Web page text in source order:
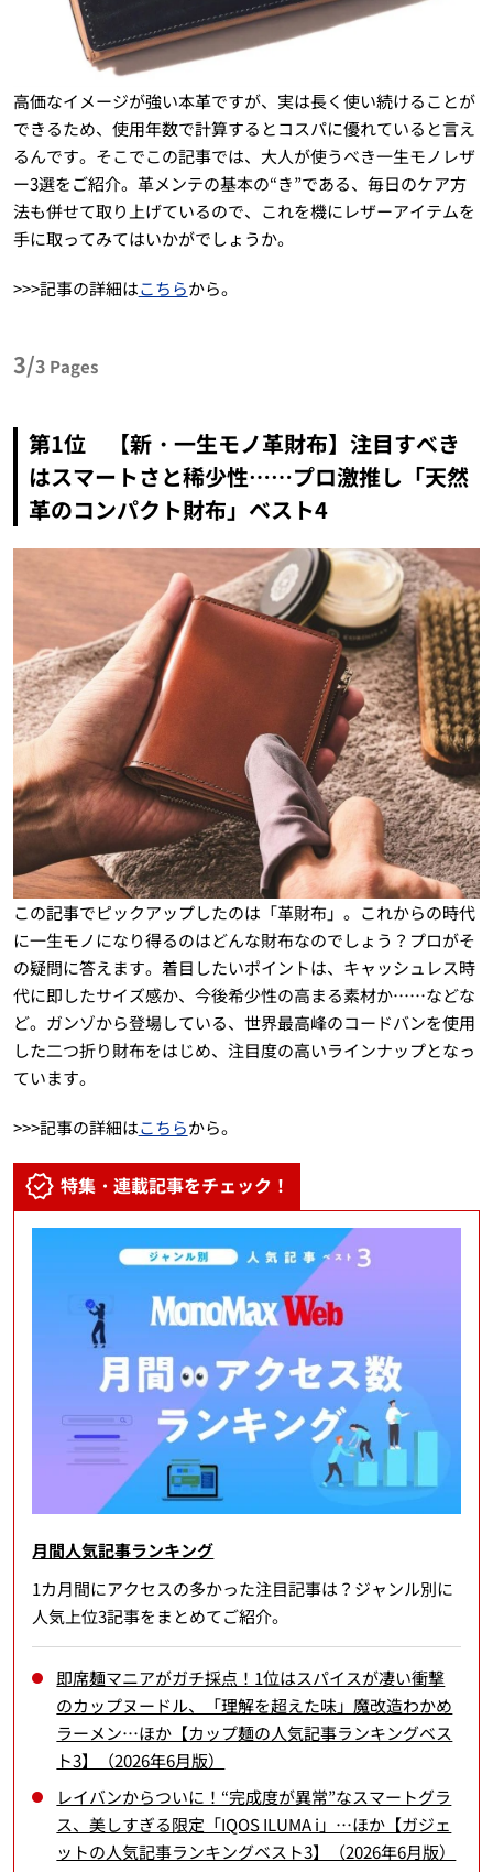
高価なイメージが強い本革ですが、実は長く使い続けることが
できるため、使用年数で計算するとコスパに優れていると言え
るんです。そこでこの記事では、大人が使うべき一生モノレザ
ー3選をご紹介。革メンテの基本の“き”である、毎日のケア方
法も併せて取り上げているので、これを機にレザーアイテムを
手に取ってみてはいかがでしょうか。
>>>記事の詳細はこちらから。
3/3 Pages
第1位 【新・一生モノ革財布】注目すべき
はスマートさと稀少性……プロ激推し「天然
革のコンパクト財布」ベスト4
この記事でピックアップしたのは「革財布」。これからの時代
に一生モノになり得るのはどんな財布なのでしょう？プロがそ
の疑問に答えます。着目したいポイントは、キャッシュレス時
代に即したサイズ感か、今後希少性の高まる素材か……などな
ど。ガンゾから登場している、世界最高峰のコードバンを使用
した二つ折り財布をはじめ、注目度の高いラインナップとなっ
ています。
>>>記事の詳細はこちらから。
特集・連載記事をチェック！
月間人気記事ランキング
1カ月間にアクセスの多かった注目記事は？ジャンル別に
人気上位3記事をまとめてご紹介。
即席麺マニアがガチ採点！1位はスパイスが凄い衝撃
のカップヌードル、「理解を超えた味」魔改造わかめ
ラーメン…ほか【カップ麺の人気記事ランキングベス
ト3】（2026年6月版）
レイバンからついに！“完成度が異常”なスマートグラ
ス、美しすぎる限定「IQOS ILUMA i」…ほか【ガジェ
ットの人気記事ランキングベスト3】（2026年6月版）